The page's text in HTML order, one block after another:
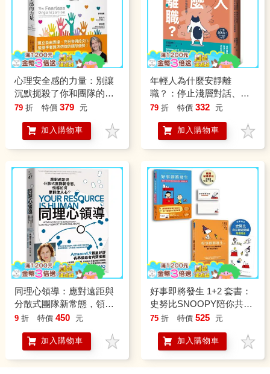
心理安全感的力量：別讓
沉默扼殺了你和團隊的未
來！
79 折 特價 379 元
加入購物車
年輕人為什麼安靜離
職？：停止淺層對話、降
低內心攻防、提升有效回
團隊
79 折 特價 332 元
加入購物車
同理心領導：應對遠距與
分散式團隊新常態，領導
如何更抓住人心？
9 折 特價 450 元
加入購物車
好事即將發生 1+2 套書：
史努比SNOOPY陪你共度
療癒生活！
75 折 特價 525 元
加入購物車